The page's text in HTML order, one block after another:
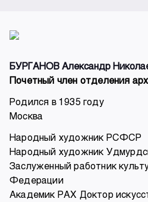
БУРГАНОВ Александр
Почетный член отделения
Родился в 1935 году
Москва
Народный художник РСФСР
Народный художник
Заслуженный работник
Федерации
Академик РАХ Доктор